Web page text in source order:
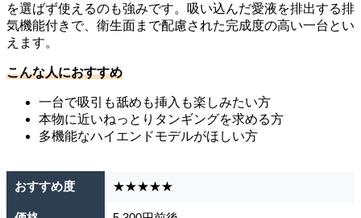
を選ばず使えるのも強みです。吸い込んだ愛液を排出する排
気機能付きで、衛生面まで配慮された完成度の高い一台とい
えます。
こんな人におすすめ
一台で吸引も舐めも挿入も楽しみたい方
本物に近いねっとりタンギングを求める方
多機能なハイエンドモデルがほしい方
おすすめ度 ★★★★★